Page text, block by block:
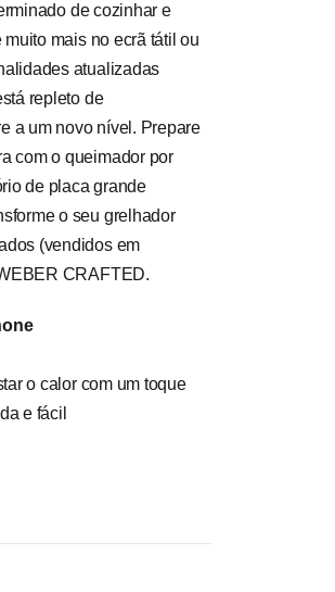
de cozinhar e
mais no ecrã tátil ou
atualizadas
repleto de
a um novo nível. Prepare
com o queimador por
de placa grande
o seu grelhador
(vendidos em
CRAFTED.
o calor com um toque
e fácil